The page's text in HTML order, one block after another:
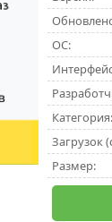
ОС:
Категория:
Загрузок
Размер: